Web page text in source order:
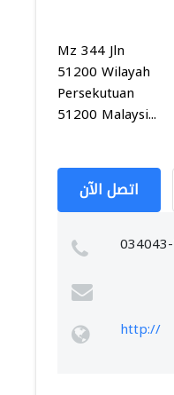
Mz 344 Jln
51200 Wilayah
Persekutuan
51200 Malaysi...
اتصل الآن
http://